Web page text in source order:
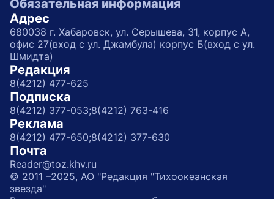
Обязательная информация
Адрес
680038 г. Хабаровск, ул. Серышева, 31, корпус А,
офис 27(вход с ул. Джамбула) корпус Б(вход с ул.
Шмидта)
Редакция
8(4212) 477-625
Подписка
8(4212) 377-053;8(4212) 763-416
Реклама
8(4212) 477-650;8(4212) 377-630
Почта
Reader@toz.khv.ru
© 2011 –2025, АО "Редакция "Тихоокеанская
звезда"